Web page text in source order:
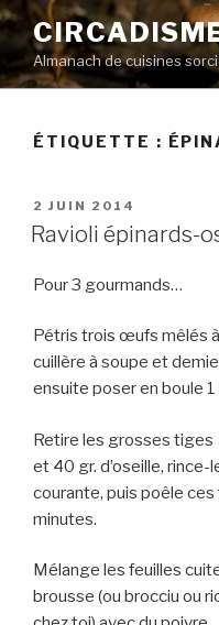
Aller
au
contenu
principal
Almanach de cuisines
ÉTIQUETTE :
PUBLIÉ
LE
2 JUIN 2014
Ravioli épinards-
Pour 3 gourmands…
Pétris trois œufs mêlés
cuillère à soupe et demie
ensuite poser en boule 1
Retire les grosses tiges
et 40 gr. d’oseille, rince-
courante, puis poêle
minutes.
Mélange les feuilles
brousse (ou brocciu ou